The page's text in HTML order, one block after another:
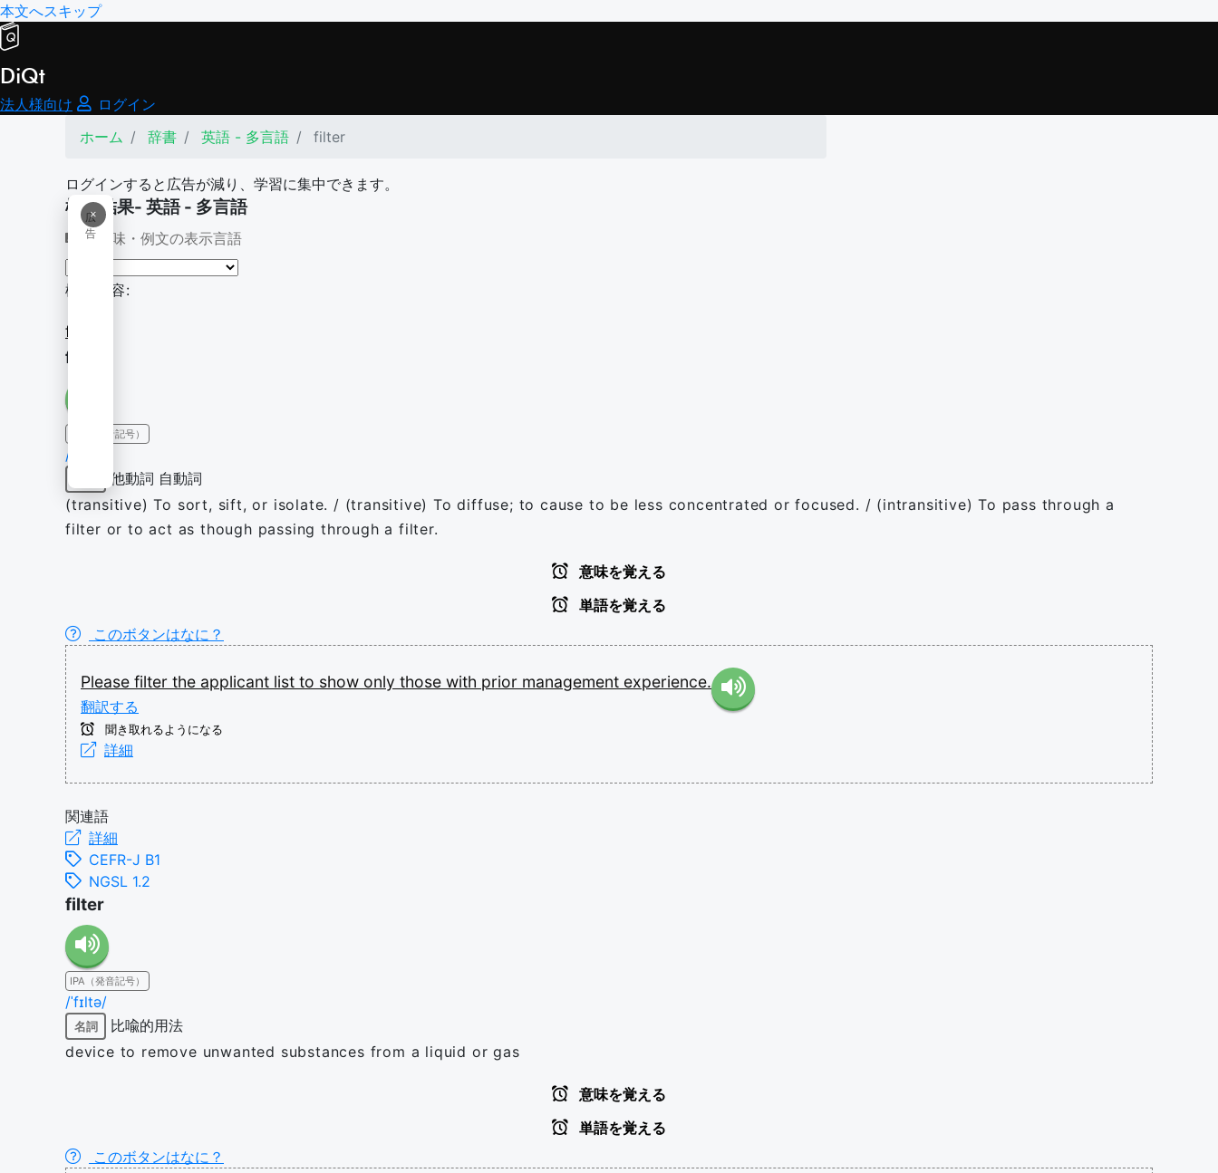
本文へスキップ
DiQt
法人様向け
ログイン
ホーム
辞書 英語 - 多言語 filter
ログインすると広告が減り、学習に集中できます。
×
広
告
検索結果- 英語 - 多言語
意味・例文の表示言語
検索内容:
filter
filter
IPA（発音記号）
/ˈfɪltə/
他動詞 自動詞
(transitive) To sort, sift, or isolate. / (transitive) To diffuse; to cause to be less concentrated or focused. / (intransitive) To pass through a
filter or to act as though passing through a filter.
意味を覚える
単語を覚える
このボタンはなに？
Please filter the applicant list to show only those with prior management experience.
翻訳する
聞き取れるようになる
詳細
関連語
詳細
CEFR-J B1
NGSL 1.2
filter
IPA（発音記号）
/ˈfɪltə/
名詞
比喩的用法
device to remove unwanted substances from a liquid or gas
意味を覚える
単語を覚える
このボタンはなに？